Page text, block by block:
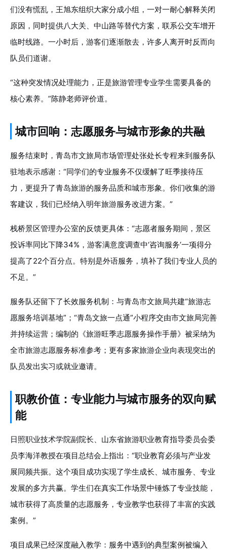
们没有慌乱，王旭东组织大家分成小组，一对一耐心解释关闭
原因，同时提供八大关、中山路等替代方案，联系公交车增开
临时线路。一小时后，游客们逐渐散去，许多人离开时反而向
队员们道谢。
“这种突发情况处理能力，正是旅游管理专业学生需要具备的
核心素养。”陈静老师评价道。
城市回响：志愿服务与城市形象的共融
服务结束时，青岛市文旅局市场管理处张处长专程来到服务队
驻地表示感谢：“同学们的专业服务不仅缓解了旺季接待压
力，更提升了青岛旅游的服务品质和城市形象。你们收集的游
客建议，我们已经纳入明年旅游服务改进方案。”
栈桥景区管理办公室的反馈更具体：“志愿者服务期间，景区
投诉率同比下降34%，游客满意度调查中‘咨询服务’一项得分
提高了22个百分点。特别是外语服务，填补了我们专业人员的
不足。”
服务队还留下了长效服务机制：与青岛市文旅局共建“旅游志
愿服务培训基地”；“青岛文旅一点通”小程序交由市文旅局完善
并持续运营；编制的《旅游旺季志愿服务操作手册》被采纳为
全市旅游志愿服务标准参考；更有多家旅游企业向表现突出的
队员发出实习或就业邀请。
职教价值：专业能力与城市服务的双向赋
能
日照职业技术学院副院长、山东省旅游职业教育指导委员会委
员李海洋教授在项目总结会上指出：“职业教育必须与产业发
展同频共振。这个项目成功实现了学生成长、城市服务、专业
发展的多方共赢。学生们在真实工作场景中锤炼了专业技能，
城市获得了高质量的志愿服务，专业教学也获得了丰富的实践
案例。”
项目成果已经深度融入教学：服务中遇到的典型案例被编入